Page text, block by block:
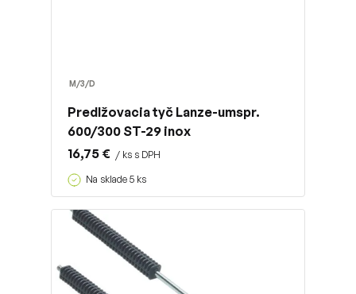
M/3/D
Predlžovacia tyč Lanze-umspr.
600/300 ST-29 inox
16,75 € / ks s DPH
Na sklade 5 ks